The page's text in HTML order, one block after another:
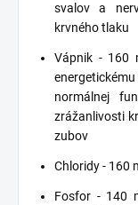
svalov a
krvného tlaku
Vápnik - 160
normálnej
zrážanlivosti
zubov
Chloridy - 160
Fosfor - 140